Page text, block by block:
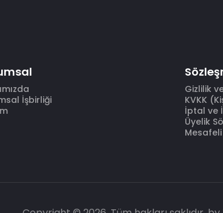
İşbirliği
Gizlilik
KVKK
İptal ve
Üyelik
Mesafeli